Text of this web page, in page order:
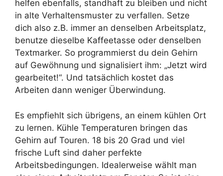
helfen ebenfalls, standhaft zu bleiben und nicht
in alte Verhaltensmuster zu verfallen. Setze
dich also z.B. immer an denselben Arbeitsplatz,
benutze dieselbe Kaffeetasse oder denselben
Textmarker. So programmierst du dein Gehirn
auf Gewöhnung und signalisiert ihm: „Jetzt wird
gearbeitet!“. Und tatsächlich kostet das
Arbeiten dann weniger Überwindung.
Es empfiehlt sich übrigens, an einem kühlen Ort
zu lernen. Kühle Temperaturen bringen das
Gehirn auf Touren. 18 bis 20 Grad und viel
frische Luft sind daher perfekte
Arbeitsbedingungen. Idealerweise wählt man